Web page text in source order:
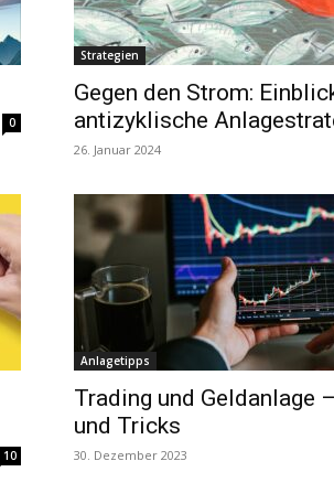
0
Strategien
Gegen den Strom:
antizyklische
26. Januar 2024
10
Anlagetipps
Trading und Geldanlage
und Tricks
30. Dezember 2023